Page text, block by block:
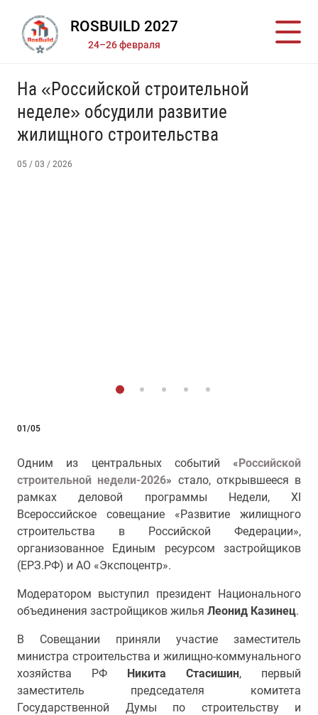
ROSBUILD 2027
24–26 февраля
На «Российской строительной
неделе» обсудили развитие
жилищного строительства
05 / 03 / 2026
01/05
Одним из центральных событий «Российской
строительной недели-2026» стало, открывшееся в
рамках деловой программы Недели, XI
Всероссийское совещание «Развитие жилищного
строительства в Российской Федерации»,
организованное Единым ресурсом застройщиков
(ЕРЗ.РФ) и АО «Экспоцентр».
Модератором выступил президент Национального
объединения застройщиков жилья Леонид Казинец.
В Совещании приняли участие заместитель
министра строительства и жилищно-коммунального
хозяйства РФ Никита Стасишин, первый
заместитель председателя комитета
Государственной Думы по строительству и